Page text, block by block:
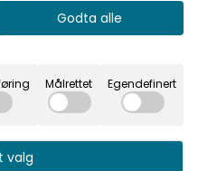
å lage hattene. FSC
Godta alle
Målrettet Egendefinert
valg